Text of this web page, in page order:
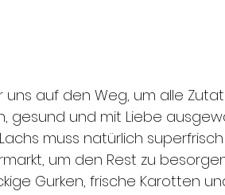
auf den Weg, um alle
gesund und mit Liebe
muss natürlich
um den Rest zu
Gurken, frische Karotten